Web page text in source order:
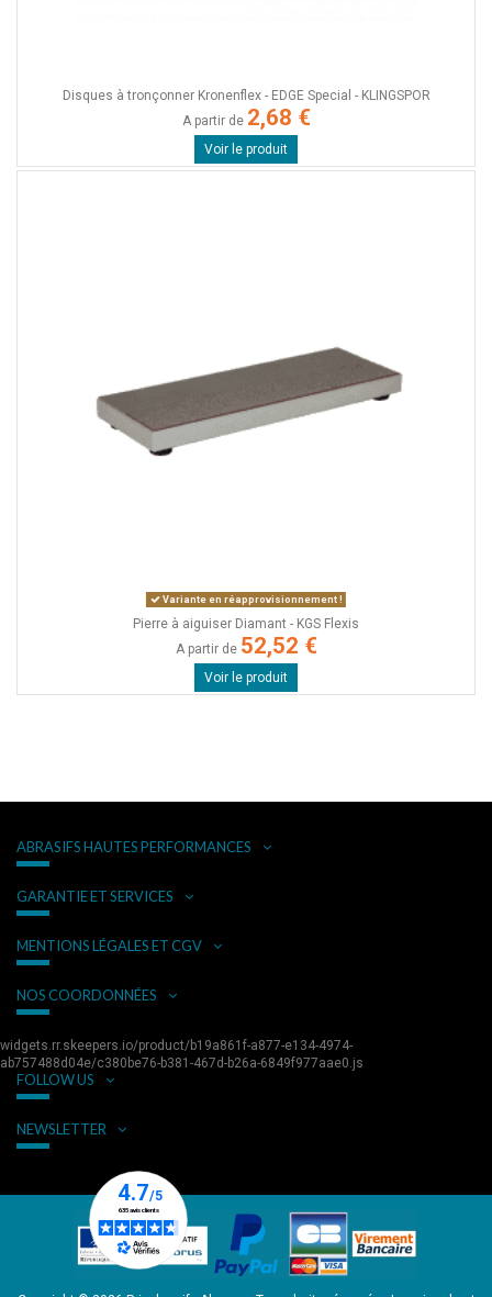
Disques à tronçonner Kronenflex - EDGE Special - KLINGSPOR
A partir de 2,68 €
Voir le produit
Variante en réapprovisionnement !
Pierre à aiguiser Diamant - KGS Flexis
A partir de 52,52 €
Voir le produit
ABRASIFS HAUTES PERFORMANCES
GARANTIE ET SERVICES
MENTIONS LÉGALES ET CGV
NOS COORDONNÉES
widgets.rr.skeepers.io/product/b19a861f-a877-e134-4974-
ab757488d04e/c380be76-b381-467d-b26a-6849f977aae0.js
FOLLOW US
NEWSLETTER